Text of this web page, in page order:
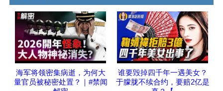
海军将领密集病逝，为何大
量官员被秘密处置？｜#禁闻
谁要毁掉四千年一遇美女？
于朦胧不续合约，要赔2亿是